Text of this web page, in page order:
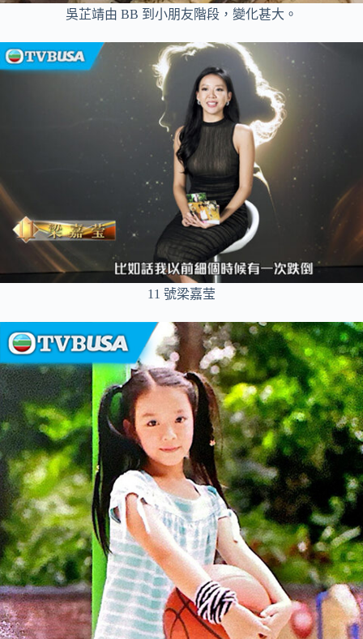
吳芷靖由 BB 到小朋友階段，變化甚大。
11 號梁嘉莹